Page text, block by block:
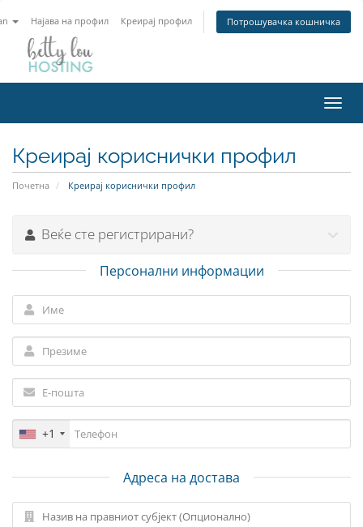
Најава на профил Креирај профил Потрошувачка кошничка
ја
Креирај кориснички профил
Почетна Креирај кориснички профил
Веќе сте регистрирани?
Персонални информации
+1
Адреса на достава